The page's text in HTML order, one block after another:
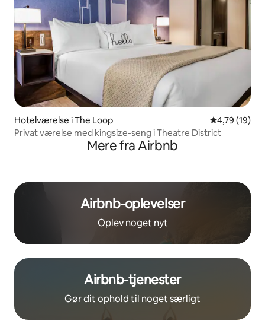
Hotelværelse i The Loop 4,79 ud af 5
4,79 (19)
Privat værelse med kingsize-seng i Theatre District
Mere fra Airbnb
Airbnb-oplevelser
Oplev noget nyt
Airbnb-tjenester
Gør dit ophold til noget særligt